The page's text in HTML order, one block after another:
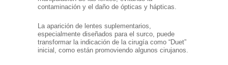
contaminación y el daño de ópticas y hápticas.
La aparición de lentes suplementarios,
especialmente diseñados para el surco, puede
transformar la indicación de la cirugía como “Duet”
inicial, como están promoviendo algunos cirujanos.